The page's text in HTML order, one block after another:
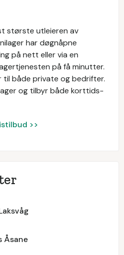
største utleieren av
har døgnåpne
på nett eller via en
på få minutter.
til både private og bedrifter.
og tilbyr både korttids-
>>
Åsane